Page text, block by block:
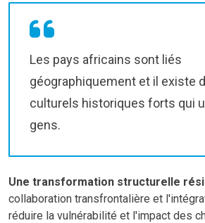
Les pays africains sont liés
géographiquement et il existe
culturels historiques forts qui
gens.
Une transformation structurelle
collaboration transfrontalière et
réduire la vulnérabilité et l'impact des